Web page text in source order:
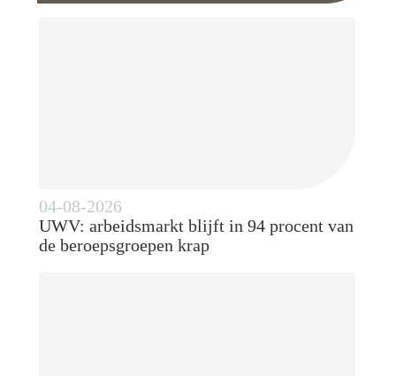
04-08-2026
UWV: arbeidsmarkt blijft in 94 procent van
de beroepsgroepen krap